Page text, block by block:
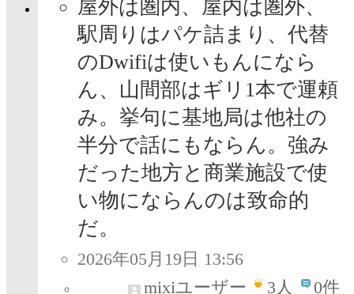
屋外は圏内、屋内は圏外、
駅周りはパケ詰まり、代替
のDwifiは使いもんになら
ん、山間部はギリ1本で運頼
み。挙句に基地局は他社の
半分で話にもならん。強み
だった地方と商業施設で使
い物にならんのは致命的
だ。
2026年05月19日 13:56
mixiユーザー
3人 0件